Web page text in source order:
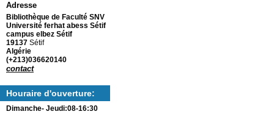
Adresse
Bibliothèque de Faculté SNV
Université ferhat abess Sétif
campus elbez Sétif
19137 Sétif
Algérie
(+213)036620140
contact
Houraire d'ouverture:
Dimanche- Jeudi:08-16:30